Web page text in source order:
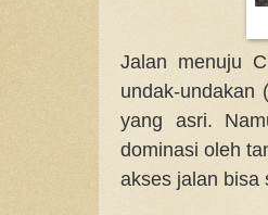
Jalan menuju
undak-undakan
yang asri.
dominasi oleh
akses jalan bisa